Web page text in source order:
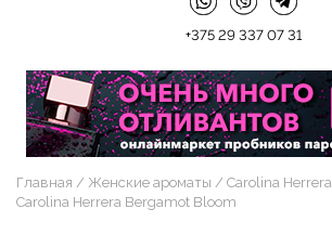
+375 29 337 07 31
Главная Женские ароматы
Carolina Herrera
Carolina Herrera Bergamot Bloom